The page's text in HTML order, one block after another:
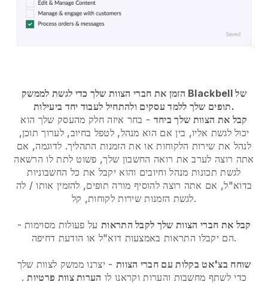
הזמן את חברי הצוות שלך כדי לגשת לממשק Blackbell של
תופים שלך ללמד עסקים ולהתחיל לעבוד יחד ביעילות.
קבל את הצוות שלך ביחד - בחר איזה חלק מהעסק שלך הוא
יכול לגשת אליו, בין אם הוא מנהל, לטפל בחיוב, לערוך תוכן,
לנהל את שירות הלקוחות או את הזמנות התהליך. לדוגמה, אם
אתה רוצה לערב את רואה החשבון שלך, פשוט לתת לו הרשאה
לגשת תכונות מנהל וחיובים והוא יקבל את כל החשבוניות
בדוא"ל, אם אתה רוצה להוסיף מורה תופים, להזמין אותו / לה
לגשת הזמנות שירות לקוחות, קל.
קבל את חברי הצוות שלך לקבל התראות על פעולות מסוימות -
הם יקבלו התראות באמצעות דוא"ל או הודעת דחיפה.
שוחח בצ'אט בקלות עם חברי הצוות - יצרנו ממשק לצוות שלך
כדי לשתף מחשבות והערות וקראנו לו הערות צוות פרטיות.